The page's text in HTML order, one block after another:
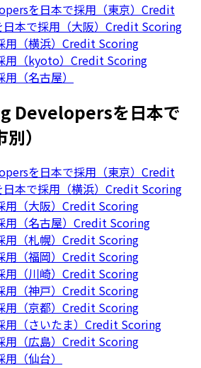
を日本で採用（東京） Credit
本で採用（大阪） Credit Scoring
（横浜） Credit Scoring
（kyoto） Credit Scoring
（名古屋）
Developersを日本で
）
を日本で採用（東京） Credit
本で採用（横浜） Credit Scoring
（大阪） Credit Scoring
（名古屋） Credit Scoring
（札幌） Credit Scoring
（福岡） Credit Scoring
（川崎） Credit Scoring
（神戸） Credit Scoring
（京都） Credit Scoring
（さいたま） Credit Scoring
（広島） Credit Scoring
（仙台）